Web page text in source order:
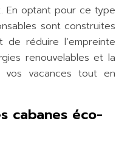
En optant pour ce type
sont construites
réduire l’empreinte
renouvelables et la
vos vacances tout en
cabanes éco-